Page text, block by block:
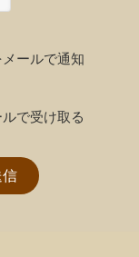
ールで通知
で受け取る